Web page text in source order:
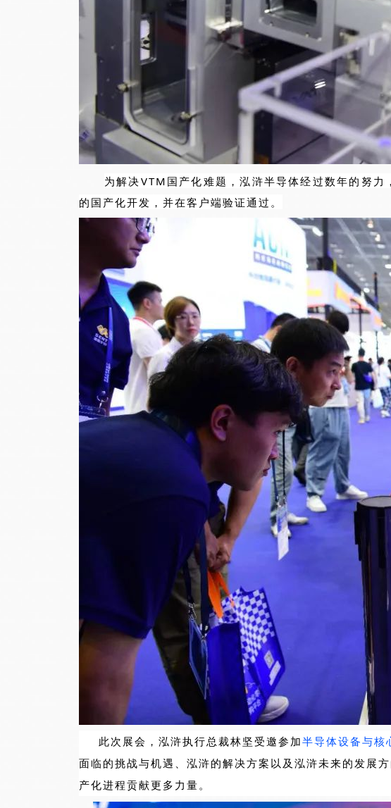
为解决VTM国产化难题，泓浒半导体经过数年的努
的国产化开发，并在客户端验证通过。
此次展会，泓浒执行总裁林坚受邀参加半导体设备与核
面临的挑战与机遇、泓浒的解决方案以及泓浒未来的发展
产化进程贡献更多力量。